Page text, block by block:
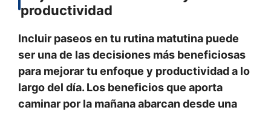
productividad
Incluir paseos en tu rutina matutina puede
ser una de las decisiones más beneficiosas
para mejorar tu enfoque y productividad a lo
largo del día. Los beneficios que aporta
caminar por la mañana abarcan desde una